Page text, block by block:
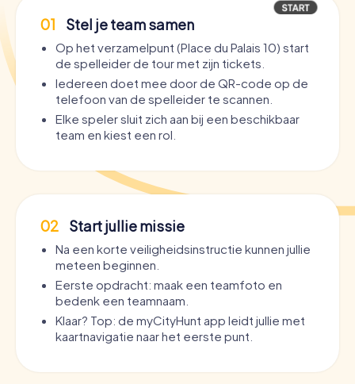
01 Stel je team samen
Op het verzamelpunt (Place du Palais 10) start
de spelleider de tour met zijn tickets.
Iedereen doet mee door de QR-code op de
telefoon van de spelleider te scannen.
Elke speler sluit zich aan bij een beschikbaar
team en kiest een rol.
02 Start jullie missie
Na een korte veiligheidsinstructie kunnen jullie
meteen beginnen.
Eerste opdracht: maak een teamfoto en
bedenk een teamnaam.
Klaar? Top: de myCityHunt app leidt jullie met
kaartnavigatie naar het eerste punt.